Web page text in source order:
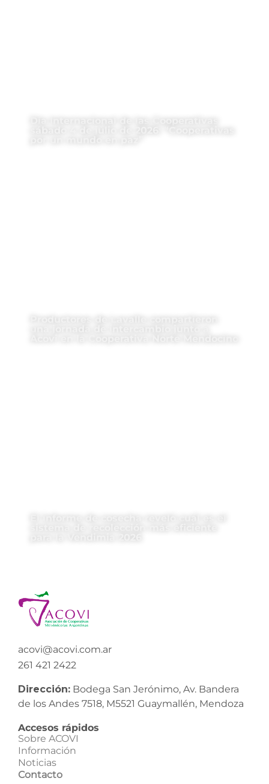
acovi@acovi.com.ar
261 421 2422
Dirección: Bodega San Jerónimo, Av. Bandera
de los Andes 7518, M5521 Guaymallén, Mendoza
Accesos rápidos
Sobre ACOVI
Información
Noticias
Contacto